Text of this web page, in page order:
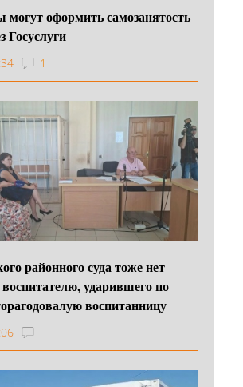
оформить самозанятость
Госуслуги
1
районного суда тоже нет
ударившего по
воспитанницу